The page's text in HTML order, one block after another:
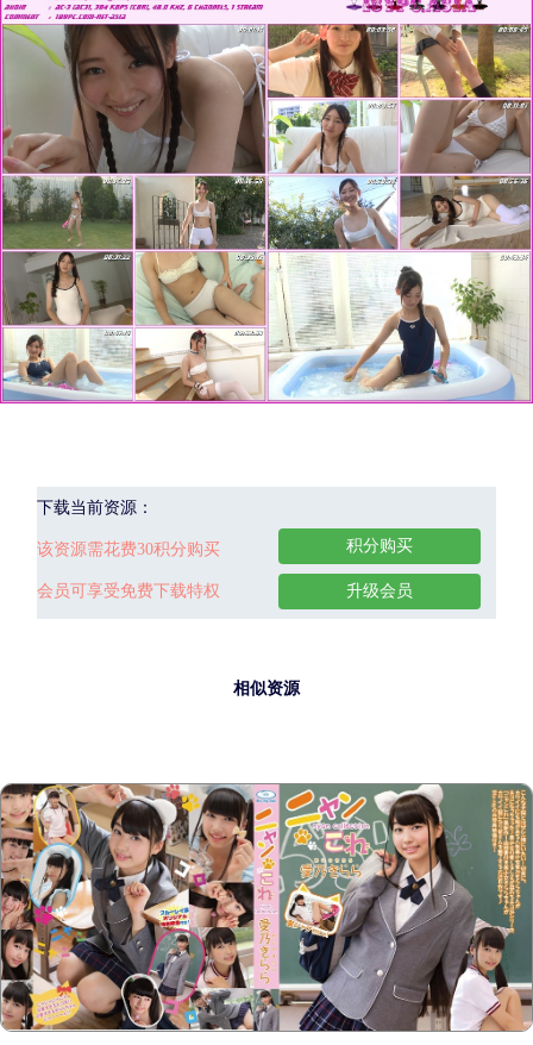
下载当前资源：
该资源需花费30积分购买
会员可享受免费下载特权
积分购买
升级会员
相似资源